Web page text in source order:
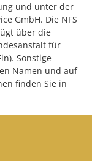
und unter der
GmbH. Die NFS
über die
für
Sonstige
Namen und auf
finden Sie in